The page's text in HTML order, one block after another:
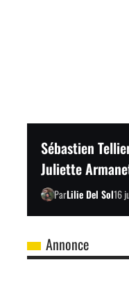
Sébastien
Juliette
ParLilie Del Sol16
Annonce